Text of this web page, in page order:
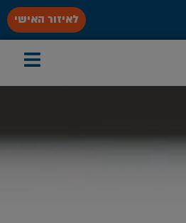
לאיזור האישי